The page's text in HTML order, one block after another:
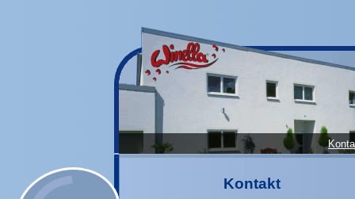
Kontakt